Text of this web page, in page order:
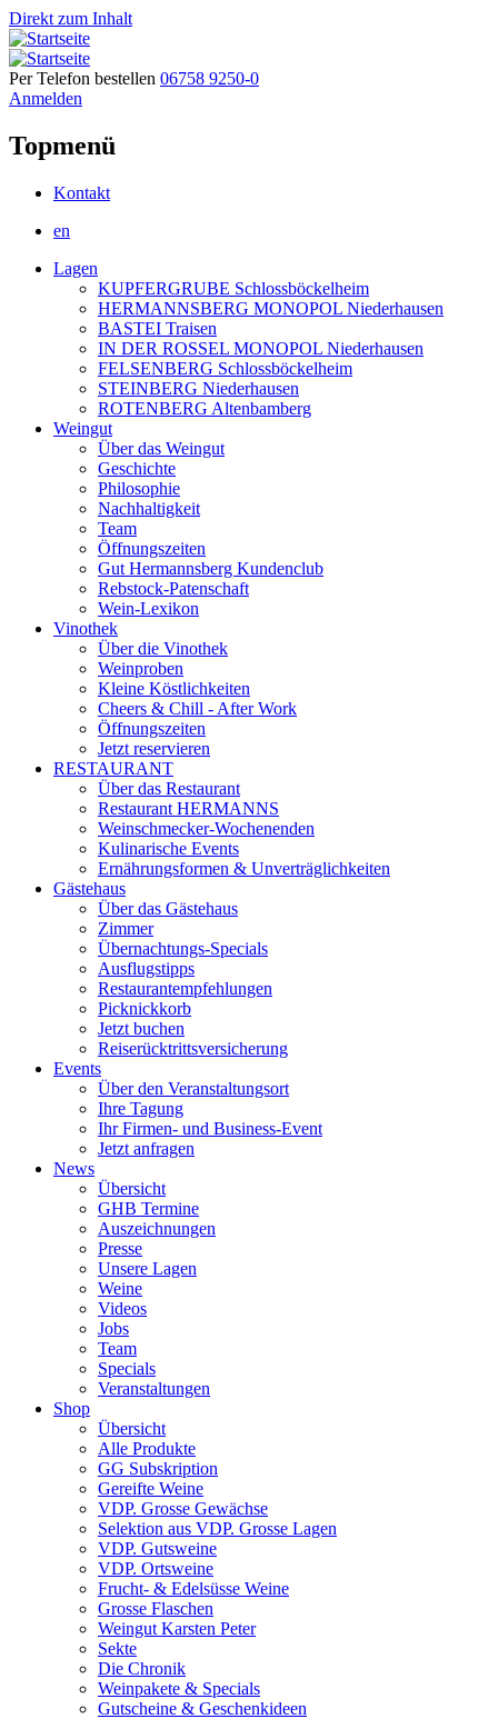
Direkt zum Inhalt
Per Telefon bestellen 06758 9250-0
Anmelden
Topmenü
Kontakt
en
Lagen
KUPFERGRUBE Schlossböckelheim
HERMANNSBERG MONOPOL Niederhausen
BASTEI Traisen
IN DER ROSSEL MONOPOL Niederhausen
FELSENBERG Schlossböckelheim
STEINBERG Niederhausen
ROTENBERG Altenbamberg
Weingut
Über das Weingut
Geschichte
Philosophie
Nachhaltigkeit
Team
Öffnungszeiten
Gut Hermannsberg Kundenclub
Rebstock-Patenschaft
Wein-Lexikon
Vinothek
Über die Vinothek
Weinproben
Kleine Köstlichkeiten
Cheers & Chill - After Work
Öffnungszeiten
Jetzt reservieren
RESTAURANT
Über das Restaurant
Restaurant HERMANNS
Weinschmecker-Wochenenden
Kulinarische Events
Ernährungsformen & Unverträglichkeiten
Gästehaus
Über das Gästehaus
Zimmer
Übernachtungs-Specials
Ausflugstipps
Restaurantempfehlungen
Picknickkorb
Jetzt buchen
Reiserücktrittsversicherung
Events
Über den Veranstaltungsort
Ihre Tagung
Ihr Firmen- und Business-Event
Jetzt anfragen
News
Übersicht
GHB Termine
Auszeichnungen
Presse
Unsere Lagen
Weine
Videos
Jobs
Team
Specials
Veranstaltungen
Shop
Übersicht
Alle Produkte
GG Subskription
Gereifte Weine
VDP. Grosse Gewächse
Selektion aus VDP. Grosse Lagen
VDP. Gutsweine
VDP. Ortsweine
Frucht- & Edelsüsse Weine
Grosse Flaschen
Weingut Karsten Peter
Sekte
Die Chronik
Weinpakete & Specials
Gutscheine & Geschenkideen